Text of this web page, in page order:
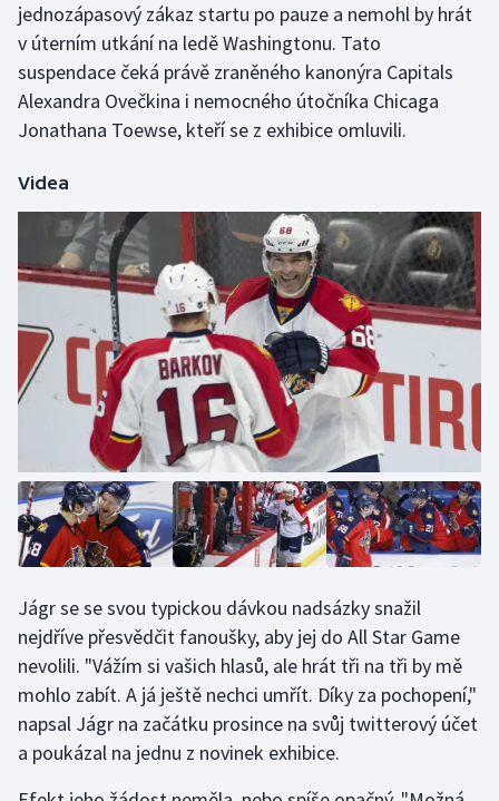
jednozápasový zákaz startu po pauze a nemohl by hrát
v úterním utkání na ledě Washingtonu. Tato
suspendace čeká právě zraněného kanonýra Capitals
Alexandra Ovečkina i nemocného útočníka Chicaga
Jonathana Toewse, kteří se z exhibice omluvili.
Videa
Jágr se se svou typickou dávkou nadsázky snažil
nejdříve přesvědčit fanoušky, aby jej do All Star Game
nevolili. "Vážím si vašich hlasů, ale hrát tři na tři by mě
mohlo zabít. A já ještě nechci umřít. Díky za pochopení,"
napsal Jágr na začátku prosince na svůj twitterový účet
a poukázal na jednu z novinek exhibice.